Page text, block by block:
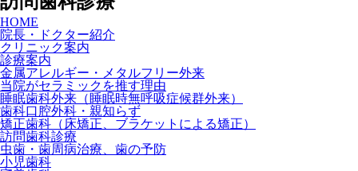
HOME
院長・ドクター紹介
クリニック案内
診療案内
金属アレルギー・メタルフリー外来
当院がセラミックを推す理由
睡眠歯科外来（睡眠時無呼吸症候群外来）
歯科口腔外科・親知らず
矯正歯科（床矯正、ブラケットによる矯正）
訪問歯科診療
虫歯・歯周病治療、歯の予防
小児歯科